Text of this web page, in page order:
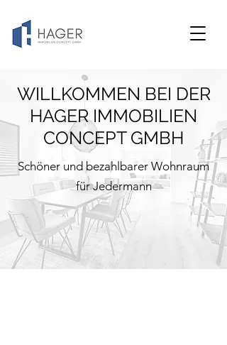
WILLKOMMEN BEI DER
HAGER IMMOBILIEN
CONCEPT GMBH
Schöner und bezahlbarer Wohnraum
für Jedermann